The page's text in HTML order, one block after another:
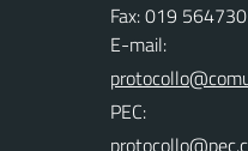
Fax: 019 564730
E-mail:
PEC: